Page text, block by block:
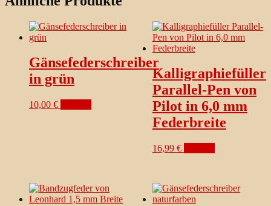
Gänsefederschreiber
in grün
10,00 €
Kalligraphiefüller
Parallel-Pen von
Pilot in 6,0 mm
Federbreite
16,99 €